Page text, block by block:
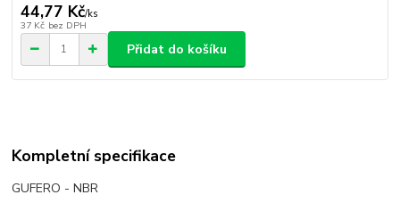
44,77 Kč/ks
37 Kč bez DPH
Přidat do košíku
Kompletní specifikace
GUFERO - NBR